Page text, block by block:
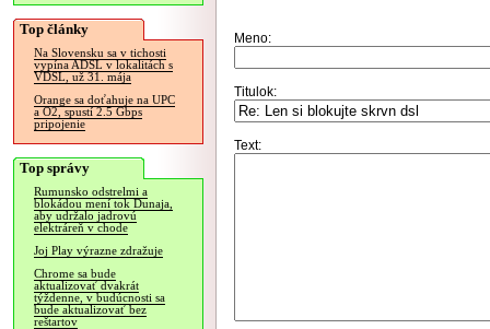
Top články
Na Slovensku sa v tichosti
vypína ADSL v lokalitách s
VDSL, už 31. mája
Orange sa doťahuje na UPC
a O2, spustí 2.5 Gbps
pripojenie
Top správy
Rumunsko odstrelmi a
blokádou mení tok Dunaja,
aby udržalo jadrovú
elektráreň v chode
Joj Play výrazne zdražuje
Chrome sa bude
aktualizovať dvakrát
týždenne, v budúcnosti sa
bude aktualizovať bez
reštartov
Meno:
Titulok:
Text: